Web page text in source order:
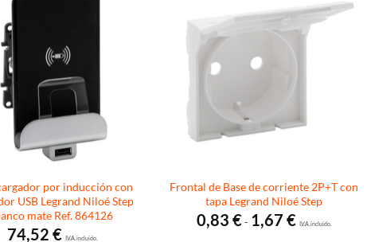
por inducción con
USB Legrand Niloé Step
mate Ref. 864126
74,52 €I.V.A. incluido.
Frontal de Base de corriente 2P+T con
tapa Legrand Niloé Step
0,83€- 1,67€de
I.V.A. incluido.